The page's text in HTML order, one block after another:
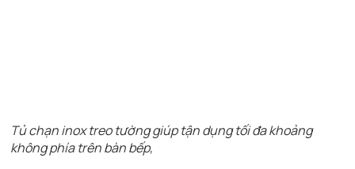
Tủ chạn inox treo tường giúp tận dụng tối đa khoảng
không phía trên bàn bếp,